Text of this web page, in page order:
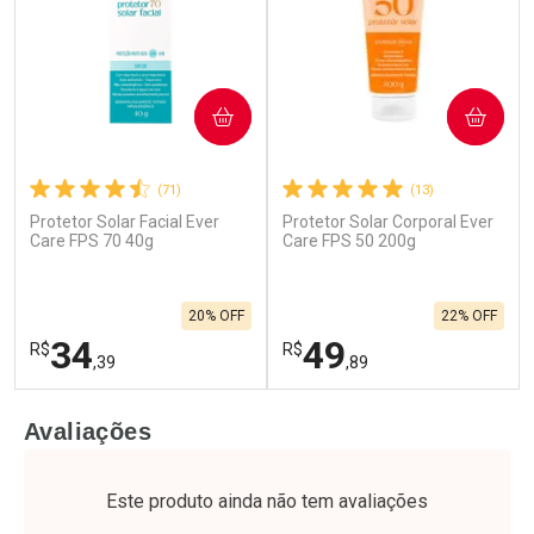
(71)
Protetor Solar Facial Ever
Care FPS 70 40g
R$34,39
20% OFF
COMPRAR
Laboratório
Por Menos
(13)
Protetor Solar Corporal Ever
Care FPS 50 200g
R$49,89
22% OFF
COMPRAR
Laboratório
Por Menos
Avaliações
Este produto ainda não tem avaliações